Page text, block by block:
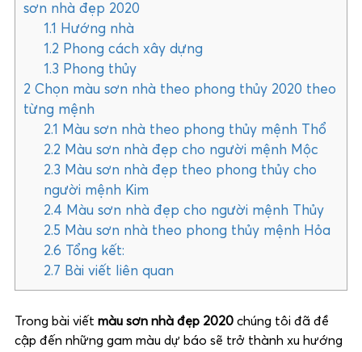
sơn nhà đẹp 2020
1.1
Hướng nhà
1.2 Phong cách xây dựng
1.3 Phong thủy
2 Chọn màu sơn nhà theo phong thủy 2020 theo
từng mệnh
2.1
Màu sơn nhà theo phong thủy mệnh Thổ
2.2 Màu sơn nhà đẹp cho người mệnh Mộc
2.3 Màu sơn nhà đẹp theo phong thủy cho
người mệnh Kim
2.4 Màu sơn nhà đẹp cho người mệnh Thủy
2.5 Màu sơn nhà theo phong thủy mệnh Hỏa
2.6 Tổng kết:
2.7 Bài viết liên quan
Trong bài viết màu sơn nhà đẹp 2020chúng tôi đã đề
cập đến những gam màu dự báo sẽ trở thành xu hướng